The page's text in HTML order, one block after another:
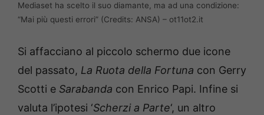
Mediaset ha scelto il suo diamante, ma ad una condizione:
“Mai più questi errori” (Credits: ANSA) – ot11ot2.it
Si affacciano al piccolo schermo due icone
del passato, La Ruota della Fortuna con Gerry
Scotti e Sarabanda con Enrico Papi. Infine si
valuta l’ipotesi ‘Scherzi a Parte‘, un altro